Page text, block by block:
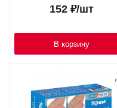
152 ₽/шт
В корзину